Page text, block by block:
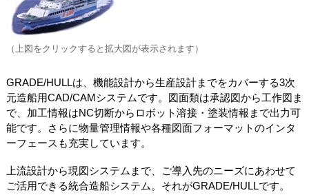
（上図をクリックすると拡大図が表示されます）
GRADE/HULLは、機能設計から生産設計までをカバーする3次
元造船用CAD/CAMシステムです。図面類は承認図から工作図ま
で、加工情報はNC切断からロボット溶接・塗装情報まで出力可
能です。さらに物量管理情報や各種図面フォーマットのインタ
ーフェースも充実しています。
上流設計から現図システムまで、ご導入先のニーズにあわせて
ご活用できる統合造船システム。それがGRADE/HULLです。